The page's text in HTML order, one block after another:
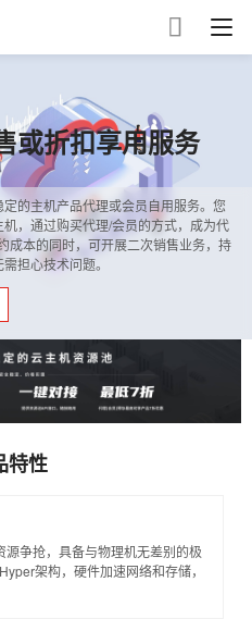

或折扣享用服务
的主机产品代理或会员自用服务。您
，通过购买代理/会员的方式，成为代
成本的同时，可开展二次销售业务，持
担心技术问题。
特性
源争抢，具备与物理机无差别的极
架构，硬件加速网络和存储，